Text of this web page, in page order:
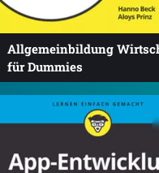
Allgemeinbildung
für Dummies